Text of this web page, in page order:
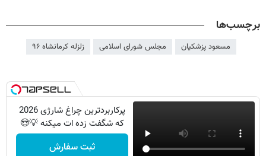
برچسب‌ها
مسعود پزشکیان مجلس شورای اسلامی زلزله کرمانشاه ۹۶
پرکاربردترین چراغ شارژی 2026
که شگفت زده ات میکنه 💡😍
ثبت سفارش